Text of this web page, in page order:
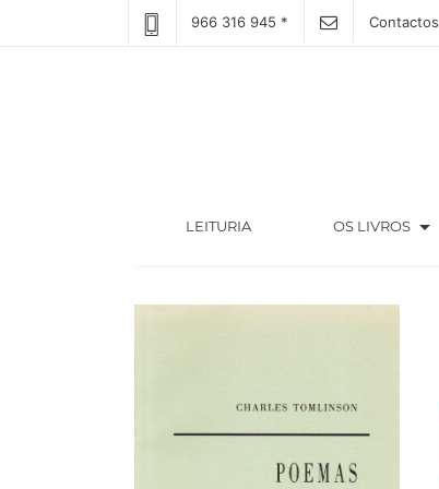
966 316 945 * Contactos
LEITURIA(CURRENT) OS LIVROS arrow_drop_down